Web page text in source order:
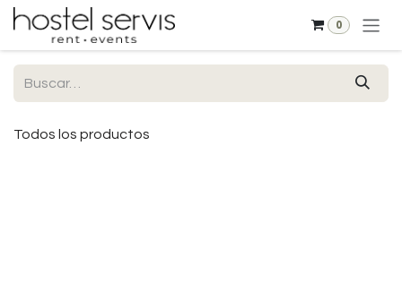
Ir al contenido
0
Todos los productos